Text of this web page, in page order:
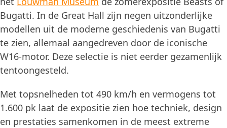
Bugatti. In de Great Hall zijn negen uitzonderlijke
modellen uit de moderne geschiedenis van Bugatti
te zien, allemaal aangedreven door de iconische
W16-motor. Deze selectie is niet eerder gezamenlijk
tentoongesteld.
Met topsnelheden tot 490 km/h en vermogens tot
1.600 pk laat de expositie zien hoe techniek, design
en prestaties samenkomen in de meest extreme